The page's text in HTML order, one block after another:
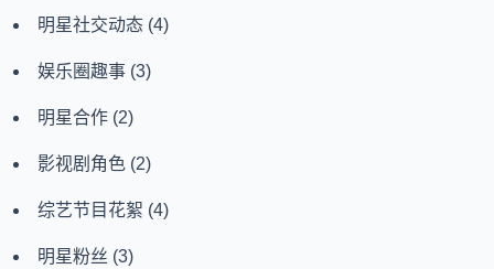
明星社交动态 (4)
娱乐圈趣事 (3)
明星合作 (2)
影视剧角色 (2)
综艺节目花絮 (4)
明星粉丝 (3)